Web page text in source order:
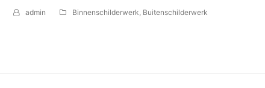
admin Binnenschilderwerk Buitenschilderwerk